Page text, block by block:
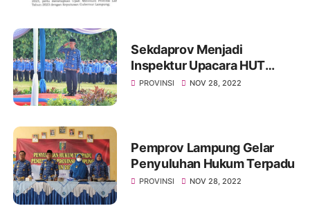
Sekdaprov Menjadi
Inspektur Upacara HUT
Korpri ke-51
PROVINSI NOV 28, 2022
Pemprov Lampung Gelar
Penyuluhan Hukum Terpadu
PROVINSI NOV 28, 2022